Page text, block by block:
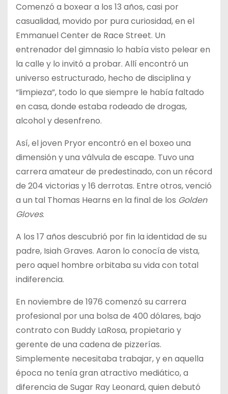
Comenzó a boxear a los 13 años, casi por
casualidad, movido por pura curiosidad, en el
Emmanuel Center de Race Street. Un
entrenador del gimnasio lo había visto pelear en
la calle y lo invitó a probar. Allí encontró un
universo estructurado, hecho de disciplina y
“limpieza”, todo lo que siempre le había faltado
en casa, donde estaba rodeado de drogas,
alcohol y desenfreno.
Así, el joven Pryor encontró en el boxeo una
dimensión y una válvula de escape. Tuvo una
carrera amateur de predestinado, con un récord
de 204 victorias y 16 derrotas. Entre otros, venció
a un tal Thomas Hearns en la final de los Golden
Gloves.
A los 17 años descubrió por fin la identidad de su
padre, Isiah Graves. Aaron lo conocía de vista,
pero aquel hombre orbitaba su vida con total
indiferencia.
En noviembre de 1976 comenzó su carrera
profesional por una bolsa de 400 dólares, bajo
contrato con Buddy LaRosa, propietario y
gerente de una cadena de pizzerías.
Simplemente necesitaba trabajar, y en aquella
época no tenía gran atractivo mediático, a
diferencia de Sugar Ray Leonard, quien debutó